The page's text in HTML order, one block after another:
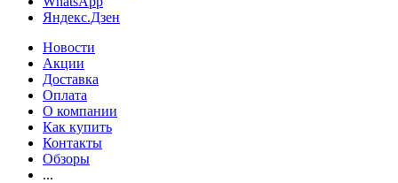
Яндекс.Дзен
Новости
Акции
Доставка
Оплата
О компании
Как купить
Контакты
Обзоры
...